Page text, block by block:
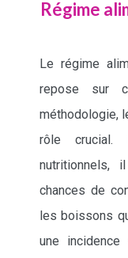
Régime
Le régime
repose sur
méthodologie,
rôle crucial.
nutritionnels,
chances de
les boissons
une